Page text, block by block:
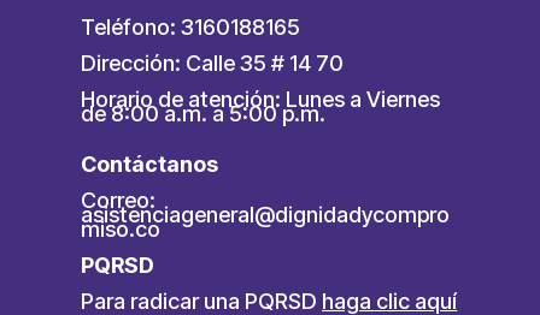
Teléfono: 3160188165
Dirección: Calle 35 # 14 70
Horario de atención: Lunes a Viernes
de 8:00 a.m. a 5:00 p.m.
Contáctanos
Correo:
asistenciageneral@dignidadycompro
miso.co
PQRSD
Para radicar una PQRSD haga clic aquí